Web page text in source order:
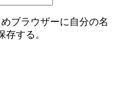
ブラウザーに自分の名
する。